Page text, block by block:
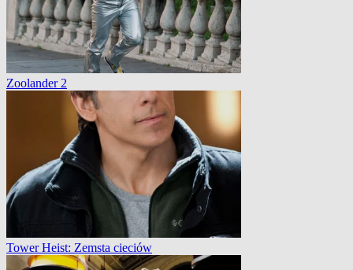
Zoolander 2
Tower Heist: Zemsta cieciów